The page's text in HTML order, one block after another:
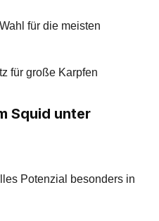
für die meisten
für große Karpfen
Squid unter
Potenzial besonders in